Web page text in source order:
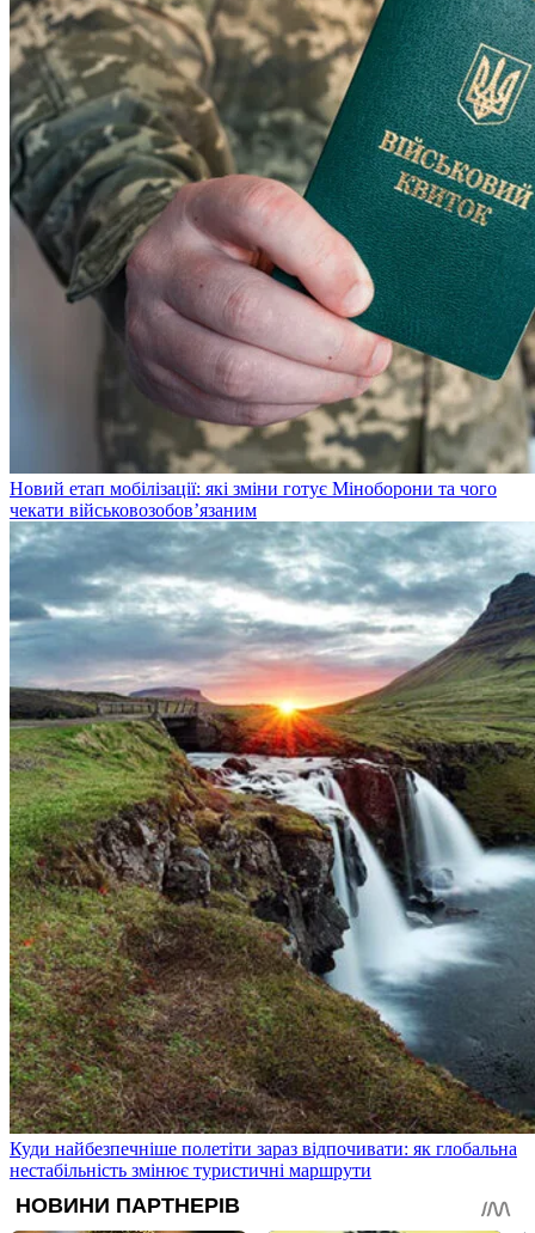
Новий етап мобілізації: які зміни готує Міноборони та чого
чекати військовозобов’язаним
Куди найбезпечніше полетіти зараз відпочивати: як глобальна
нестабільність змінює туристичні маршрути